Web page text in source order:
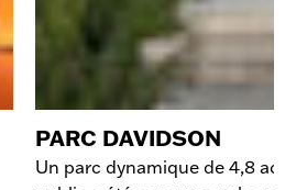
PARC DAVIDSON
Un parc dynamique de 4,8